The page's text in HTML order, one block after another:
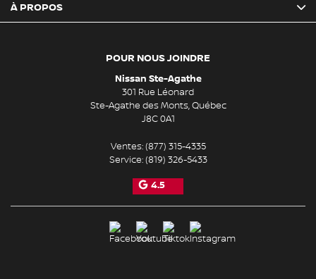
POUR NOUS JOINDRE
Nissan Ste-Agathe
301 Rue Léonard
Ste-Agathe des Monts,Québec
J8C 0A1
Ventes:(877) 315-4335
Service:(819) 326-5433
4.5
À PROPOS